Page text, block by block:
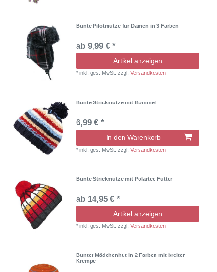
Bunte Pilotmütze für Damen in 3 Farben
ab 9,99 € *
Artikel anzeigen
*inkl. ges. MwSt. zzgl.Versandkosten
Bunte Strickmütze mit Bommel
6,99 € *
In den Warenkorb
*inkl. ges. MwSt. zzgl.Versandkosten
Bunte Strickmütze mit Polartec Futter
ab 14,95 € *
Artikel anzeigen
*inkl. ges. MwSt. zzgl.Versandkosten
Bunter Mädchenhut in 2 Farben mit breiter
Krempe